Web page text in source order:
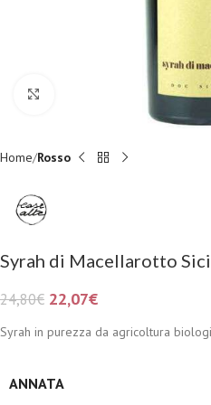
Fai clic per ingrandire
Home Rosso
Syrah di Macellarotto
24,80€ 22,07€
Syrah in purezza da agricoltura
ANNATA